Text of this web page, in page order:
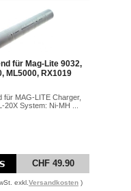
für Mag-Lite 9032,
ML5000, RX1019
für MAG-LITE Charger,
20X System: Ni-MH ...
CHF 49.90
exkl. Versandkosten )